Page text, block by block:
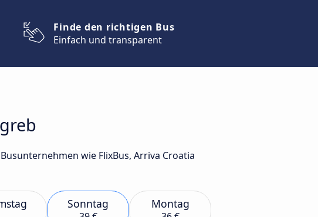
Finde den richtigen Bus
Einfach und transparent
wie FlixBus, Arriva Croatia
Sonntag Montag